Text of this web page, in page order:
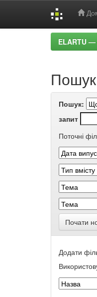
ELARTU —
Пошук
Пошук:
запит
Поточні
Почати
Додати